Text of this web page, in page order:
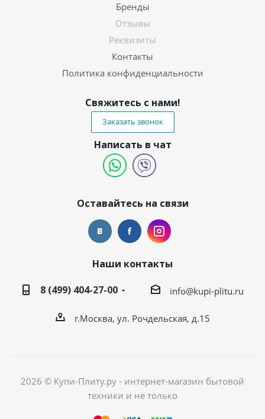
Бренды
Отзывы
Реквизиты
Контакты
Политика конфиденциальности
Свяжитесь с нами!
Заказать звонок
Написать в чат
Оставайтесь на связи
Наши контакты
8 (499) 404-27-00
info@kupi-plitu.ru
г.Москва, ул. Рочдельская, д.15
2026 © Купи-Плиту.ру - интернет-магазин бытовой
техники и не только